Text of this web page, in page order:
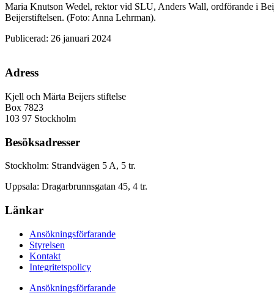
Maria Knutson Wedel, rektor vid SLU, Anders Wall, ordförande i
Beijerstiftelsen. (Foto: Anna Lehrman).
Publicerad: 26 januari 2024
Adress
Kjell och Märta Beijers stiftelse
Box 7823
103 97 Stockholm
Besöksadresser
Stockholm: Strandvägen 5 A, 5 tr.
Uppsala: Dragarbrunnsgatan 45, 4 tr.
Länkar
Ansökningsförfarande
Styrelsen
Kontakt
Integritetspolicy
Ansökningsförfarande